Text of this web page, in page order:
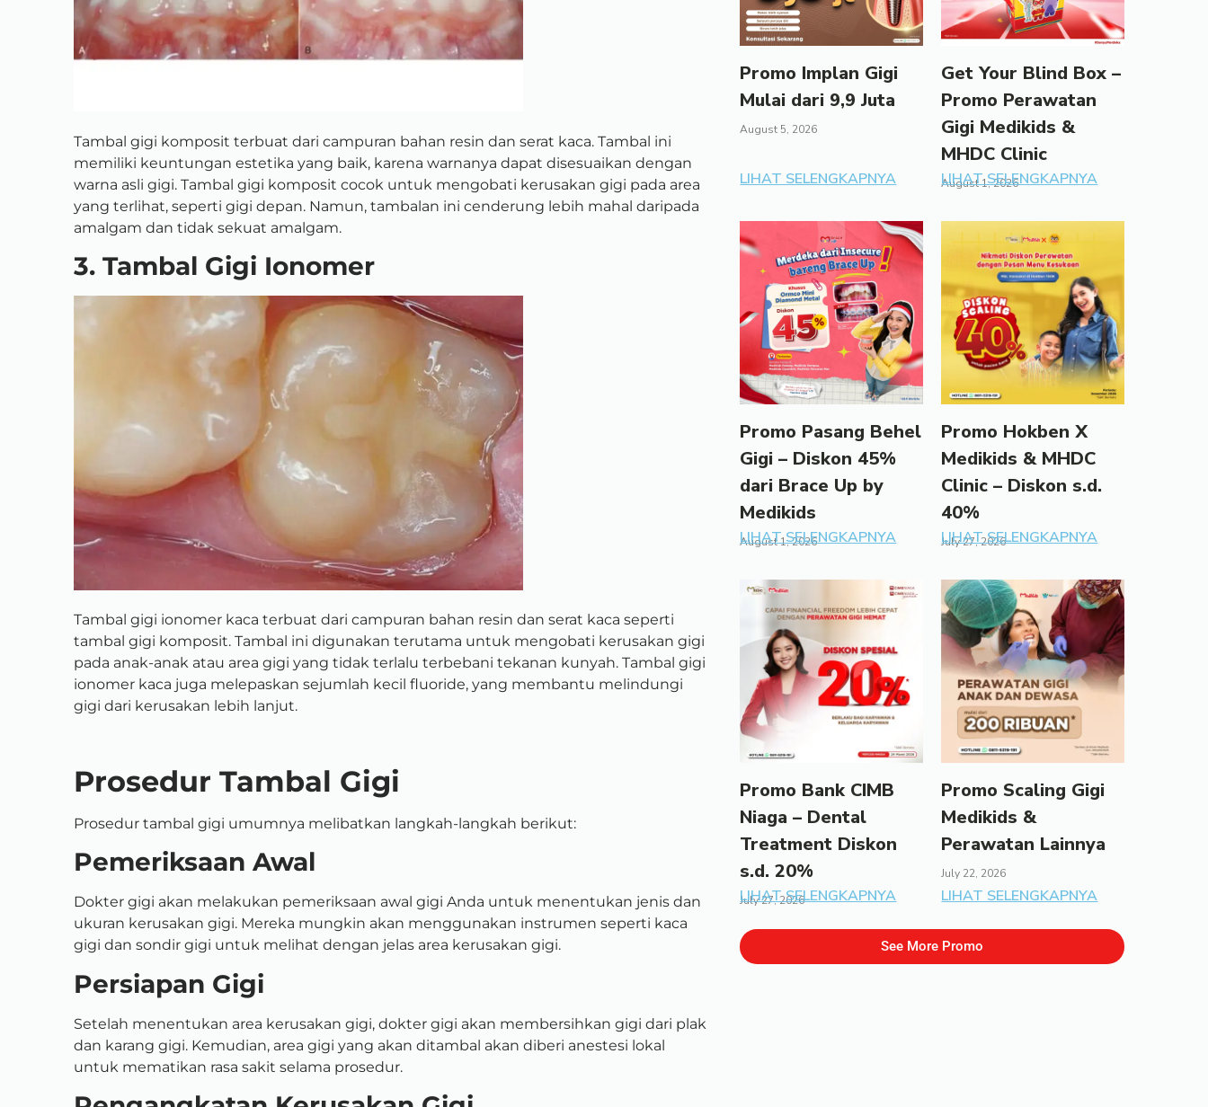
Tambal gigi komposit terbuat dari campuran bahan resin dan serat kaca. Tambal ini
memiliki keuntungan estetika yang baik, karena warnanya dapat disesuaikan dengan
warna asli gigi. Tambal gigi komposit cocok untuk mengobati kerusakan gigi pada area
yang terlihat, seperti gigi depan. Namun, tambalan ini cenderung lebih mahal daripada
amalgam dan tidak sekuat amalgam.
3. Tambal Gigi Ionomer
Tambal gigi ionomer kaca terbuat dari campuran bahan resin dan serat kaca seperti
tambal gigi komposit. Tambal ini digunakan terutama untuk mengobati kerusakan gigi
pada anak-anak atau area gigi yang tidak terlalu terbebani tekanan kunyah. Tambal gigi
ionomer kaca juga melepaskan sejumlah kecil fluoride, yang membantu melindungi
gigi dari kerusakan lebih lanjut.
Prosedur Tambal Gigi
Prosedur tambal gigi umumnya melibatkan langkah-langkah berikut:
Pemeriksaan Awal
Dokter gigi akan melakukan pemeriksaan awal gigi Anda untuk menentukan jenis dan
ukuran kerusakan gigi. Mereka mungkin akan menggunakan instrumen seperti kaca
gigi dan sondir gigi untuk melihat dengan jelas area kerusakan gigi.
Persiapan Gigi
Setelah menentukan area kerusakan gigi, dokter gigi akan membersihkan gigi dari plak
dan karang gigi. Kemudian, area gigi yang akan ditambal akan diberi anestesi lokal
untuk mematikan rasa sakit selama prosedur.
Promo Implan Gigi
Mulai dari 9,9 Juta
August 5, 2026
LIHAT SELENGKAPNYA
Get Your Blind Box –
Promo Perawatan
Gigi Medikids &
MHDC Clinic
August 1, 2026
LIHAT SELENGKAPNYA
Promo Pasang Behel
Gigi – Diskon 45%
dari Brace Up by
Medikids
August 1, 2026
LIHAT SELENGKAPNYA
Promo Hokben X
Medikids & MHDC
Clinic – Diskon s.d.
40%
July 27, 2026
LIHAT SELENGKAPNYA
Promo Bank CIMB
Niaga – Dental
Treatment Diskon
s.d. 20%
July 27, 2026
LIHAT SELENGKAPNYA
Promo Scaling Gigi
Medikids &
Perawatan Lainnya
July 22, 2026
LIHAT SELENGKAPNYA
See More Promo